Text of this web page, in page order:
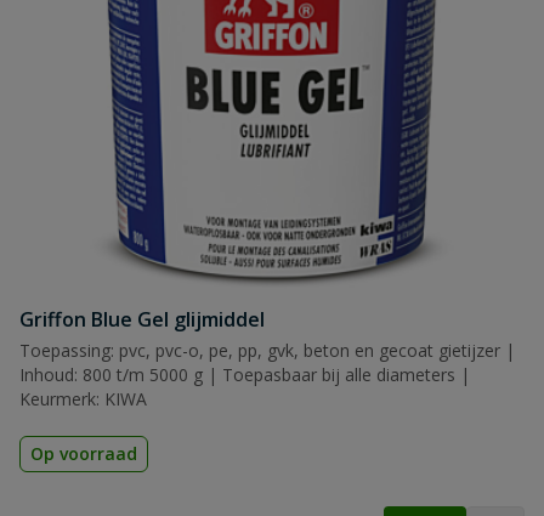
Griffon Blue Gel glijmiddel
Toepassing: pvc, pvc-o, pe, pp, gvk, beton en gecoat gietijzer |
Inhoud: 800 t/m 5000 g | Toepasbaar bij alle diameters |
Keurmerk: KIWA
Op voorraad